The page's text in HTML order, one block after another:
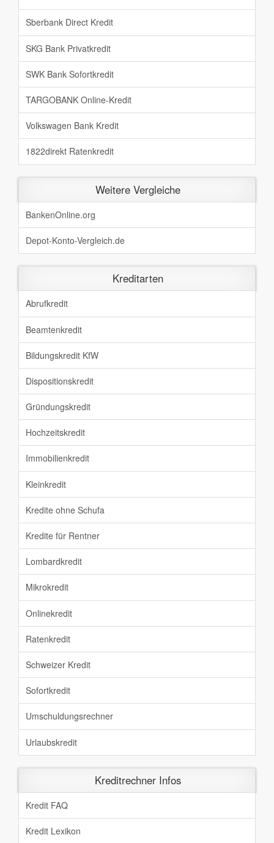
Sberbank Direct Kredit
SKG Bank Privatkredit
SWK Bank Sofortkredit
TARGOBANK Online-Kredit
Volkswagen Bank Kredit
1822direkt Ratenkredit
Weitere Vergleiche
BankenOnline.org
Depot-Konto-Vergleich.de
Kreditarten
Abrufkredit
Beamtenkredit
Bildungskredit KfW
Dispositionskredit
Gründungskredit
Hochzeitskredit
Immobilienkredit
Kleinkredit
Kredite ohne Schufa
Kredite für Rentner
Lombardkredit
Mikrokredit
Onlinekredit
Ratenkredit
Schweizer Kredit
Sofortkredit
Umschuldungsrechner
Urlaubskredit
Kreditrechner Infos
Kredit FAQ
Kredit Lexikon